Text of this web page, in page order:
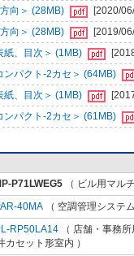
向＞ (28MB)
[2020/
向＞ (28MB)
[2019/
紙、目次＞ (1MB)
パクト-2カセ＞ (64MB)
紙、目次＞ (1MB)
パクト-2カセ＞ (61MB)
P71LWEG5 （ ビル用マル
40MA （ 空調管理システ
RP50LA14 （ 店舗・事務
カセット形室内 ）